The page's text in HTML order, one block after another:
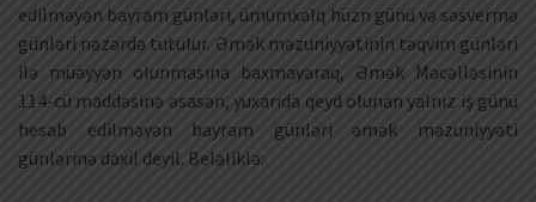
edilməyən bayram günləri, ümumxalq hüzn günü və səsvermə
günləri nəzərdə tutulur. Əmək məzuniyyətinin təqvim günləri
ilə müəyyən olunmasına baxmayaraq, Əmək Məcəlləsinin
114-cü maddəsinə əsasən, yuxarıda qeyd olunan yalnız iş günü
hesab edilməyən bayram günləri əmək məzuniyyəti
günlərinə daxil deyil. Beləliklə: